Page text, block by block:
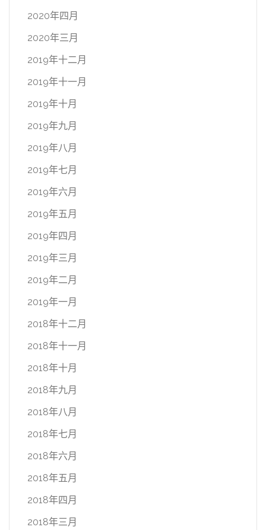
2020年四月
2020年三月
2019年十二月
2019年十一月
2019年十月
2019年九月
2019年八月
2019年七月
2019年六月
2019年五月
2019年四月
2019年三月
2019年二月
2019年一月
2018年十二月
2018年十一月
2018年十月
2018年九月
2018年八月
2018年七月
2018年六月
2018年五月
2018年四月
2018年三月